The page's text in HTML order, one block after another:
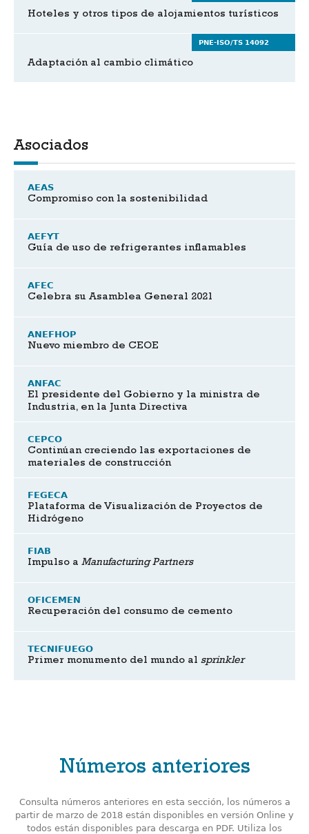
Hoteles y otros tipos de alojamientos turísticos
PNE-ISO/TS 14092
Adaptación al cambio climático
Asociados
AEAS
Compromiso con la sostenibilidad
AEFYT
Guía de uso de refrigerantes inflamables
AFEC
Celebra su Asamblea General 2021
ANEFHOP
Nuevo miembro de CEOE
ANFAC
El presidente del Gobierno y la ministra de
Industria, en la Junta Directiva
CEPCO
Continúan creciendo las exportaciones de
materiales de construcción
FEGECA
Plataforma de Visualización de Proyectos de
Hidrógeno
FIAB
Impulso a Manufacturing Partners
OFICEMEN
Recuperación del consumo de cemento
TECNIFUEGO
Primer monumento del mundo al sprinkler
Números anteriores
Consulta números anteriores en esta sección, los números a
partir de marzo de 2018 están disponibles en versión Online y
todos están disponibles para descarga en PDF. Utiliza los